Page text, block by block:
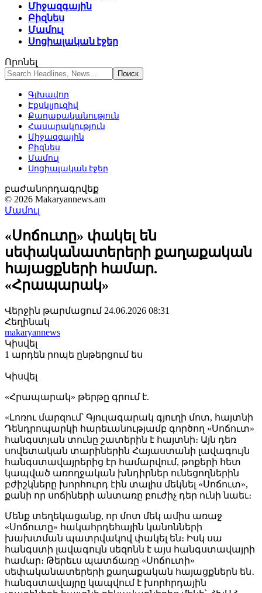
Միջազգային
Բիզնես
Մամուլ
Սոցիալական էջեր
Որոնել
Գլխավոր
Էքսկլյուզիվ
Քաղաքականություն
Հասարակություն
Միջազգային
Բիզնես
Մամուլ
Սոցիալական էջեր
բաժանորդագրվեք
© 2026 Makaryannews.am
Մամուլ
«Սոճուտը» փակել են
սեփականատերերի քաղաքական
հայացքների համար.
«Հրապարակ»
Վերջին թարմացում 24.06.2026 08:31
Հեղինակ
makaryannews
Կիսվել
1 արդեն րոպե ընթերցում ես
Կիսվել
«Հրապարակ» թերթը գրում է.
«Լոռու մարզում՝ Գյուլագարակ գյուղի մոտ, հայտնի
Դենդրոպարկի հարեւանությամբ գործող «Սոճուտ»
հանգստյան տունը շատերին է հայտնի։ Այն դեռ
սովետական տարիներին Հայաստանի լավագույն
հանգստավայրերից էր համարվում, թոքերի հետ
կապված առողջական խնդիրներ ունեցողներին
բժիշկները խորհուրդ էին տալիս մեկնել «Սոճուտ»,
քանի որ սոճիների անտառը բուժիչ դեր ունի նաեւ։
Մենք տեղեկացանք, որ մոտ մեկ ամիս առաջ
«Սոճուտը» հակահրդեհային կանոնների
խախտման պատրվակով փակել են։ Իսկ սա
հանգստի լավագույն սեզոնն է այս հանգստավայրի
համար։ Թերեւս պատճառը «Սոճուտի»
սեփականատերերի քաղաքական հայացքներն են․
հանգստավայրը կապվում է խորհրդային